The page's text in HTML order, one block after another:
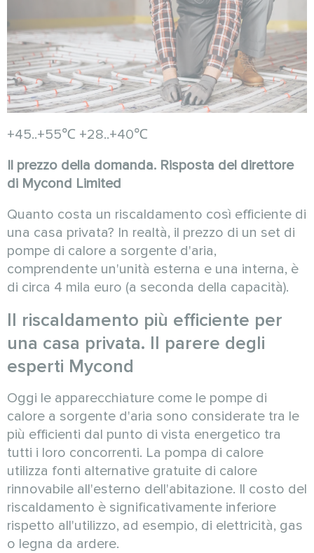
+45..+55℃ +28..+40℃
Il prezzo della domanda. Risposta del direttore
di Mycond Limited
Quanto costa un riscaldamento così efficiente di
una casa privata? In realtà, il prezzo di un set di
pompe di calore a sorgente d'aria,
comprendente un'unità esterna e una interna, è
di circa 4 mila euro (a seconda della capacità).
Il riscaldamento più efficiente per
una casa privata. Il parere degli
esperti Mycond
Oggi le apparecchiature come le pompe di
calore a sorgente d'aria sono considerate tra le
più efficienti dal punto di vista energetico tra
tutti i loro concorrenti. La pompa di calore
utilizza fonti alternative gratuite di calore
rinnovabile all'esterno dell'abitazione. Il costo del
riscaldamento è significativamente inferiore
rispetto all'utilizzo, ad esempio, di elettricità, gas
o legna da ardere.